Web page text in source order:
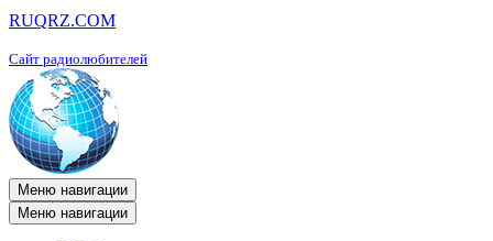
RUQRZ.COM
Сайт радиолюбителей
Меню навигации
Меню навигации